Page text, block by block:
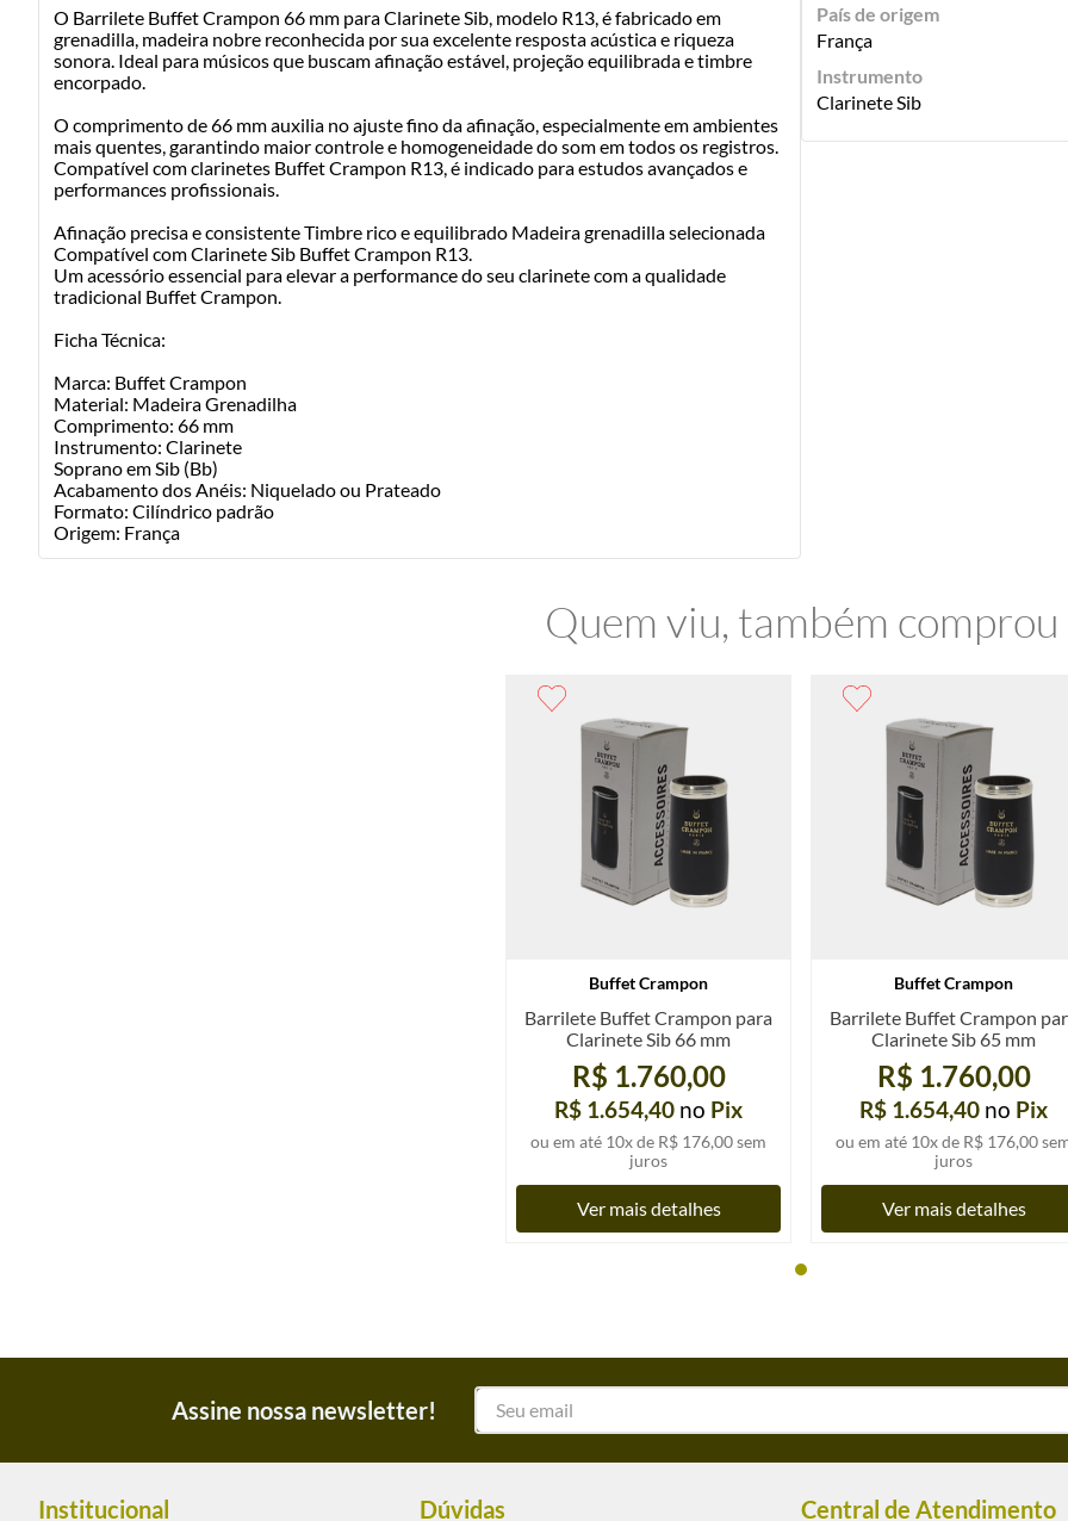
O Barrilete Buffet Crampon 66 mm para Clarinete Sib, modelo R13, é fabricado em
grenadilla, madeira nobre reconhecida por sua excelente resposta acústica e riqueza
sonora. Ideal para músicos que buscam afinação estável, projeção equilibrada e timbre
encorpado.
O comprimento de 66 mm auxilia no ajuste fino da afinação, especialmente em ambientes
mais quentes, garantindo maior controle e homogeneidade do som em todos os registros.
Compatível com clarinetes Buffet Crampon R13, é indicado para estudos avançados e
performances profissionais.
Afinação precisa e consistente Timbre rico e equilibrado Madeira grenadilla selecionada
Compatível com Clarinete Sib Buffet Crampon R13.
Um acessório essencial para elevar a performance do seu clarinete com a qualidade
tradicional Buffet Crampon.
Ficha Técnica:
Marca: Buffet Crampon
Material: Madeira Grenadilha
Comprimento: 66 mm
Instrumento: Clarinete
Soprano em Sib (Bb)
Acabamento dos Anéis: Niquelado ou Prateado
Formato: Cilíndrico padrão
Origem: França
País de origem
França
Instrumento
Clarinete Sib
Quem viu, também comprou
Buffet Crampon
Barrilete Buffet Crampon para
Clarinete Sib 66 mm
R$ 1.760,00
R$ 1.654,40 no Pix
ou em até 10x de R$ 176,00sem
juros
Ver mais detalhes
Buffet Crampon
Barrilete Buffet Crampon
Clarinete Sib 65 mm
R$ 1.760,00
R$ 1.654,40 no Pix
ou em até 10x de R$ 176,00
juros
Ver mais detalhes
Assine nossa newsletter!
Institucional Dúvidas Central de Atendimento